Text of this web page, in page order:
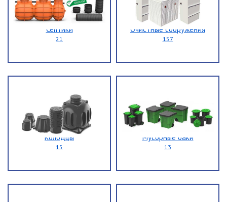
Септики
21
Очистные сооружения
157
Колодцы
15
Мусорные баки
13